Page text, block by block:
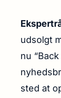
udsolgt
nu
sted at